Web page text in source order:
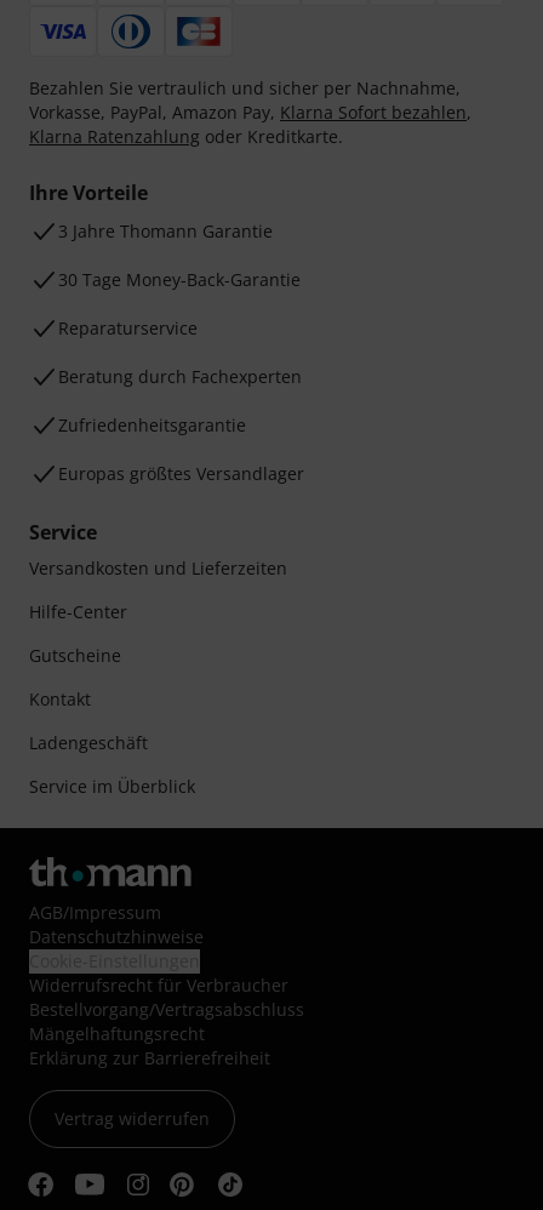
Bezahlen Sie vertraulich und sicher per Nachnahme,
Vorkasse, PayPal, Amazon Pay, Klarna Sofort bezahlen,
Klarna Ratenzahlung oder Kreditkarte.
Ihre Vorteile
3 Jahre Thomann Garantie
30 Tage Money-Back-Garantie
Reparaturservice
Beratung durch Fachexperten
Zufriedenheitsgarantie
Europas größtes Versandlager
Service
Versandkosten und Lieferzeiten
Hilfe-Center
Gutscheine
Kontakt
Ladengeschäft
Service im Überblick
AGB/Impressum
Datenschutzhinweise
Widerrufsrecht für Verbraucher
Bestellvorgang/Vertragsabschluss
Mängelhaftungsrecht
Erklärung zur Barrierefreiheit
Vertrag widerrufen